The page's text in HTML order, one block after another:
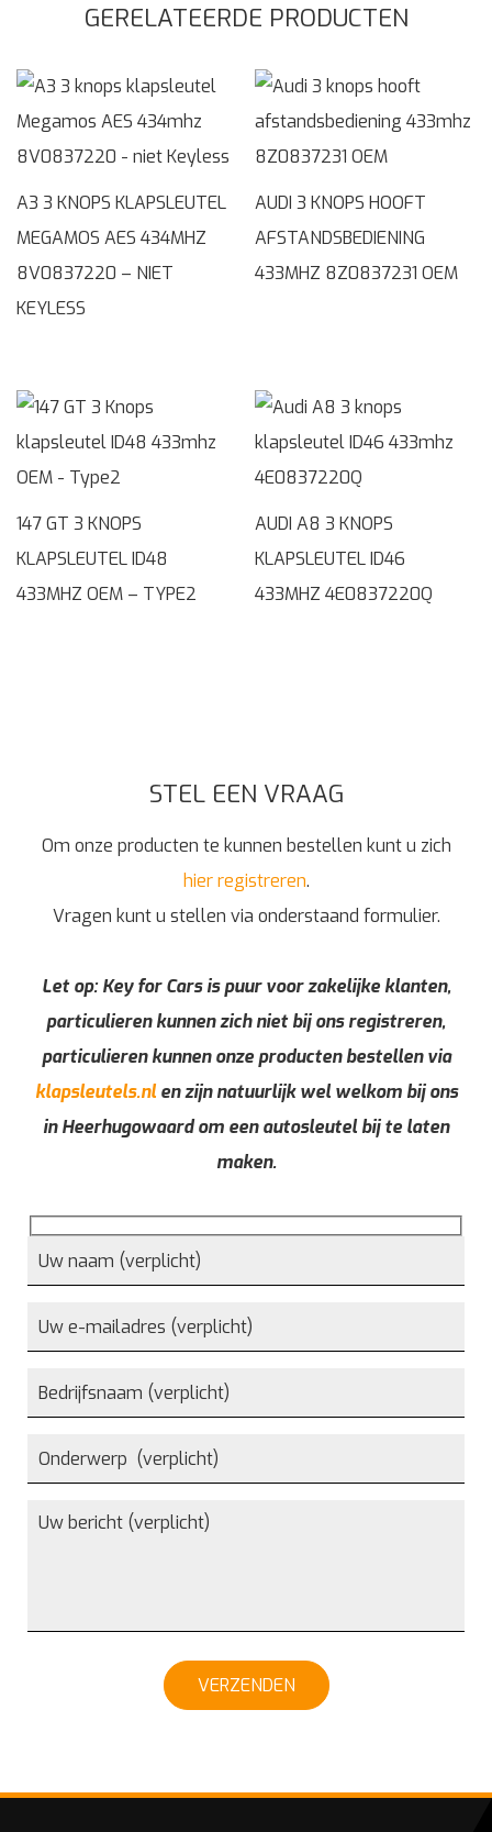
GERELATEERDE PRODUCTEN
A3 3 KNOPS KLAPSLEUTEL
MEGAMOS AES 434MHZ
8V0837220 – NIET
KEYLESS
AUDI 3 KNOPS HOOFT
AFSTANDSBEDIENING
433MHZ 8Z0837231 OEM
147 GT 3 KNOPS
KLAPSLEUTEL ID48
433MHZ OEM – TYPE2
AUDI A8 3 KNOPS
KLAPSLEUTEL ID46
433MHZ 4E0837220Q
STEL EEN VRAAG
Om onze producten te kunnen bestellen kunt u zich
hier registreren.
Vragen kunt u stellen via onderstaand formulier.
Let op: Key for Cars is puur voor zakelijke klanten,
particulieren kunnen zich niet bij ons registreren,
particulieren kunnen onze producten bestellen via
klapsleutels.nlen zijn natuurlijk wel welkom bij ons
in Heerhugowaard om een autosleutel bij te laten
maken.
VERZENDEN